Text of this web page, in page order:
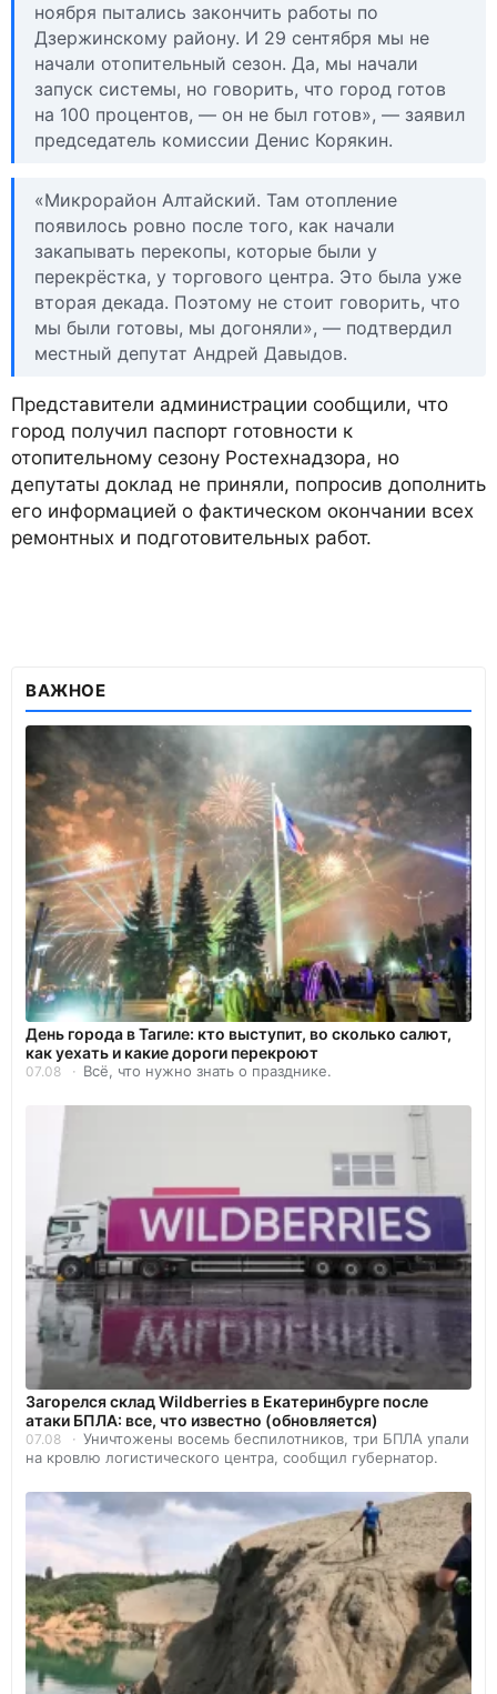
ноября пытались закончить работы по
Дзержинскому району. И 29 сентября мы не
начали отопительный сезон. Да, мы начали
запуск системы, но говорить, что город готов
на 100 процентов, — он не был готов», — заявил
председатель комиссии Денис Корякин.
«Микрорайон Алтайский. Там отопление
появилось ровно после того, как начали
закапывать перекопы, которые были у
перекрёстка, у торгового центра. Это была уже
вторая декада. Поэтому не стоит говорить, что
мы были готовы, мы догоняли», — подтвердил
местный депутат Андрей Давыдов.
Представители администрации сообщили, что
город получил паспорт готовности к
отопительному сезону Ростехнадзора, но
депутаты доклад не приняли, попросив дополнить
его информацией о фактическом окончании всех
ремонтных и подготовительных работ.
ВАЖНОЕ
День города в Тагиле: кто выступит, во сколько салют,
как уехать и какие дороги перекроют
07.08 Всё, что нужно знать о празднике.
Загорелся склад Wildberries в Екатеринбурге после
атаки БПЛА: все, что известно (обновляется)
07.08
Уничтожены восемь беспилотников, три БПЛА упали
на кровлю логистического центра, сообщил губернатор.